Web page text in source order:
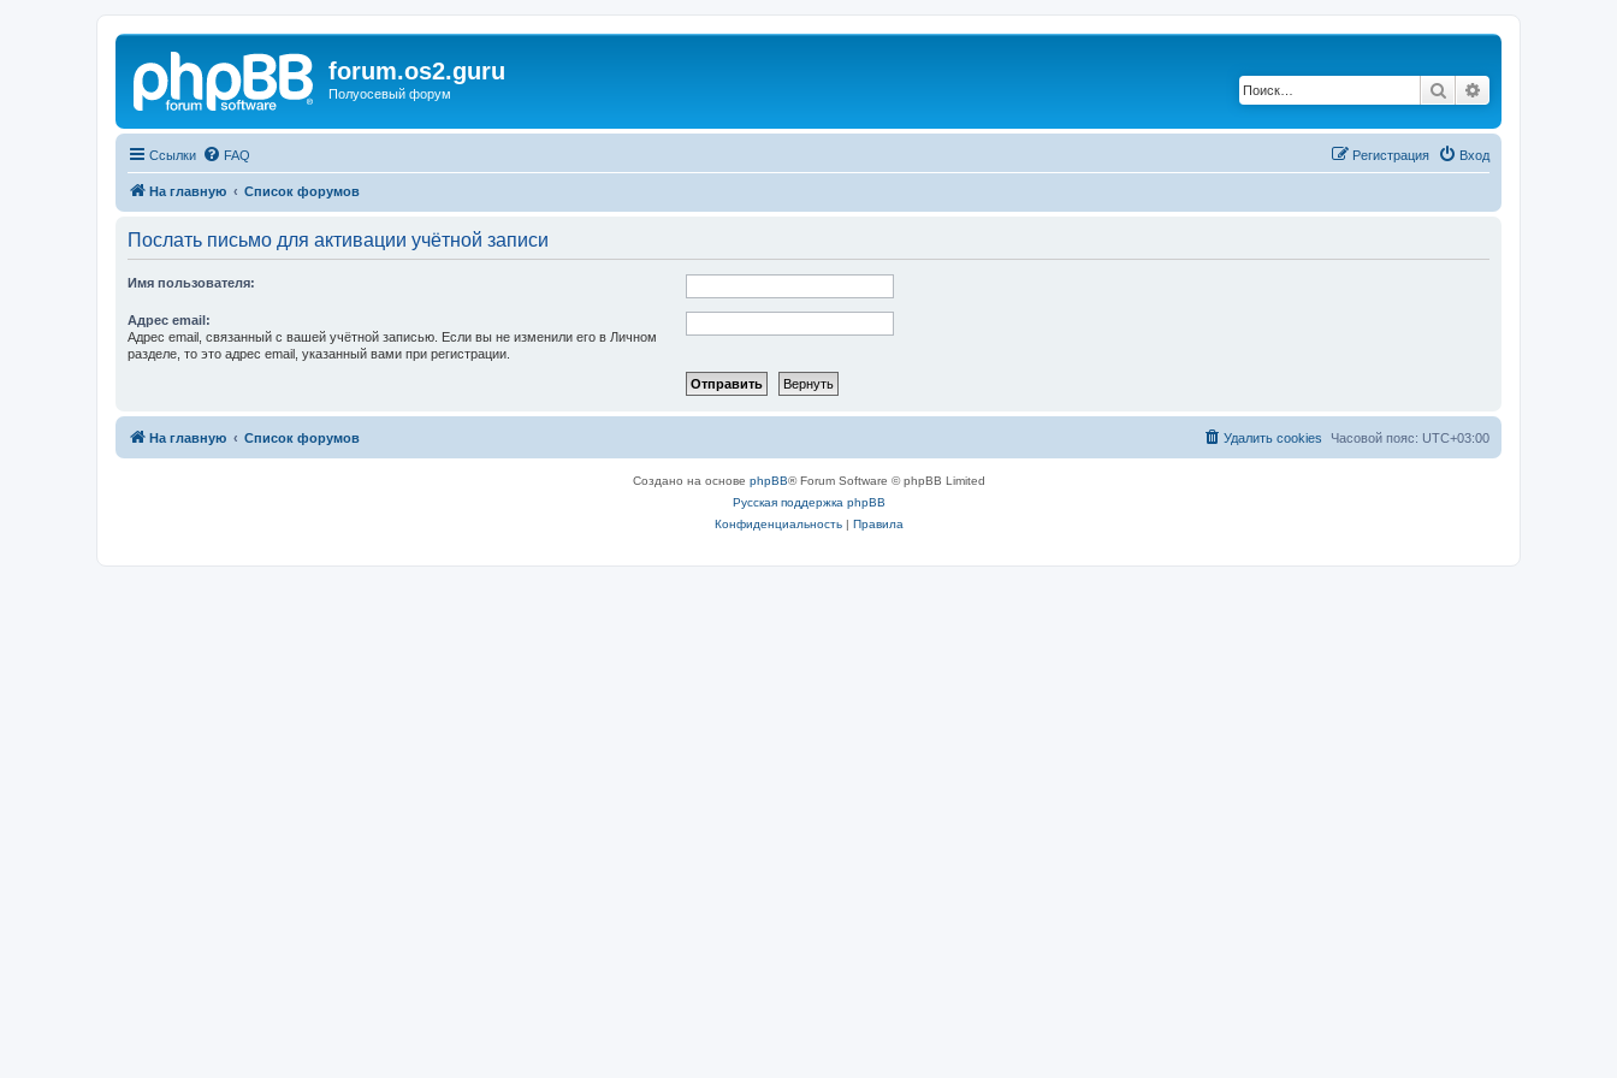
forum.os2.guru
Полуосевый форум Поиск
Ссылки FAQ Вход
Регистрация
На главную Список форумов
Послать письмо для активации учётной записи
Имя пользователя:
Адрес email:
Адрес email, связанный с вашей учётной записью. Если вы не изменили его в Личном
разделе, то это адрес email, указанный вами при регистрации.
На главную Список форумов Часовой пояс: UTC+03:00
Удалить cookies
Создано на основе phpBB® Forum Software © phpBB Limited
Русская поддержка phpBB
Конфиденциальность| Правила